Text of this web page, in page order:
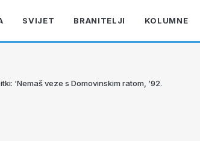
SVIJET BRANITELJI KOLUMNE
‘Nemaš veze s Domovinskim ratom, ‘92.